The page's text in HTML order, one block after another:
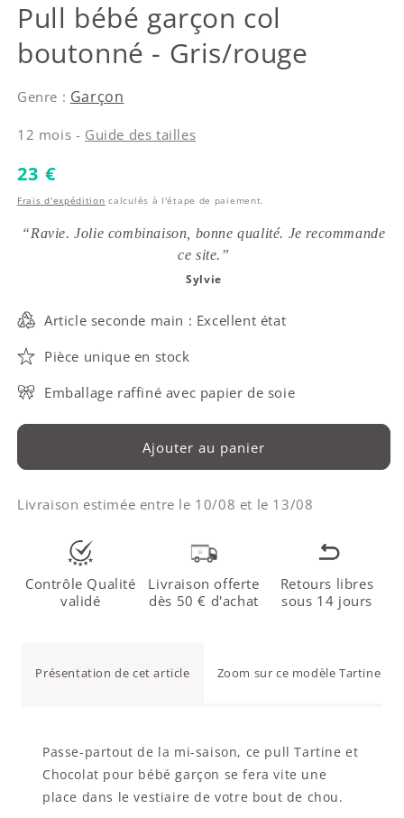
Tartine et Chocolat
Pull bébé garçon col
boutonné - Gris/rouge
Genre : Garçon
12 mois - Guide des tailles
Prix habituel
23 €
Frais d'expédition calculés à l'étape de paiement.
“Ravie. Jolie combinaison, bonne qualité. Je recommande
ce site.”
Sylvie
Article seconde main : Excellent état
Pièce unique en stock
Emballage raffiné avec papier de soie
Ajouter au panier
Livraison estimée entre le 10/08 et le 13/08
Contrôle Qualité
validé
Livraison offerte
dès 50 € d'achat
Retours libres
sous 14 jours
Présentation de cet article Zoom sur ce modèle Tartine et
Passe-partout de la mi-saison, ce pull Tartine et
Chocolat pour bébé garçon se fera vite une
place dans le vestiaire de votre bout de chou.